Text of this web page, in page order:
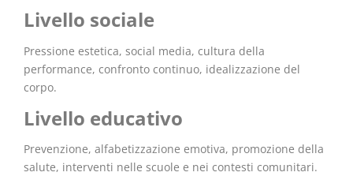
Livello sociale
Pressione estetica, social media, cultura della
performance, confronto continuo, idealizzazione del
corpo.
Livello educativo
Prevenzione, alfabetizzazione emotiva, promozione della
salute, interventi nelle scuole e nei contesti comunitari.